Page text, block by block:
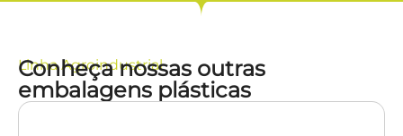
LinhaAgroindustrial
Conheça nossas outras
embalagens plásticas